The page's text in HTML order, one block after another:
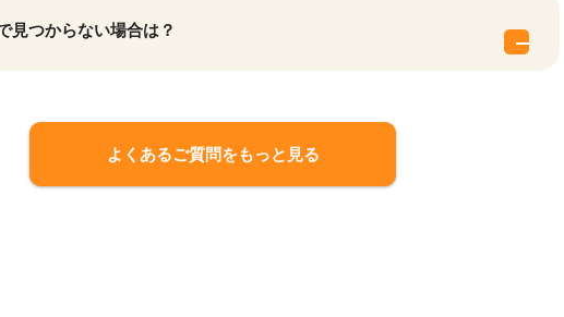
見つからない場合は？
よくあるご質問をもっと見る